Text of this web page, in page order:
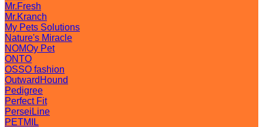
Mr.Fresh
Mr.Kranch
My Pets Solutions
Nature's Miracle
NOMOy Pet
ONTO
OSSO fashion
OutwardHound
Pedigree
Perfect Fit
PerseiLine
PETMIL